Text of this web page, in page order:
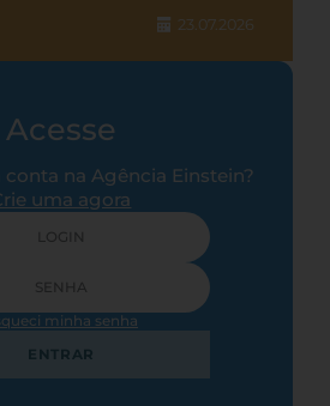
23.07.2026
Acesse
na Agência Einstein?
uma agora
minha senha
ENTRAR